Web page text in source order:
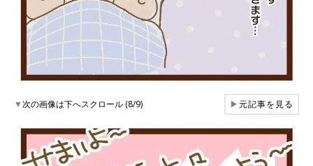
▼次の画像は下へスクロール (8/9) ▶元記事を見る